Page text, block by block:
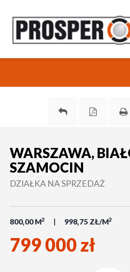
WARSZAWA,
SZAMOCIN
DZIAŁKA NA SPRZEDAŻ
800,00 M2 998,75 ZŁ/M2
799 000 zł